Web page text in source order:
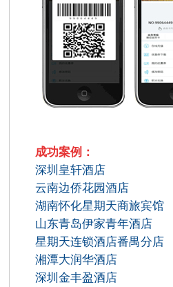
成功案例：
深圳皇轩酒店
云南边侨花园酒店
湖南怀化星期天商旅宾馆
山东青岛伊家青年酒店
星期天连锁酒店番禺分店
湘潭大润华酒店
深圳金丰盈酒店